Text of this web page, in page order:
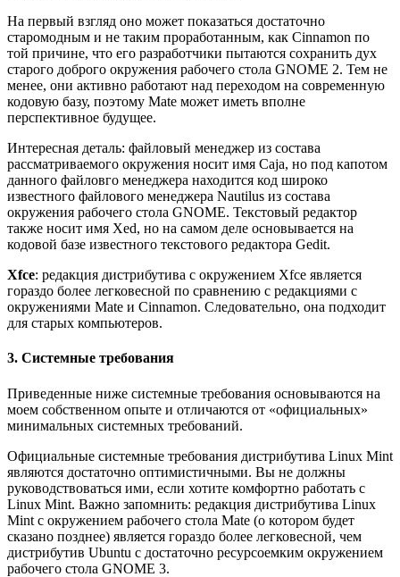
На первый взгляд оно может показаться достаточно
старомодным и не таким проработанным, как Cinnamon по
той причине, что его разработчики пытаются сохранить дух
старого доброго окружения рабочего стола GNOME 2. Тем не
менее, они активно работают над переходом на современную
кодовую базу, поэтому Mate может иметь вполне
перспективное будущее.
Интересная деталь: файловый менеджер из состава
рассматриваемого окружения носит имя Caja, но под капотом
данного файловго менеджера находится код широко
известного файлового менеджера Nautilus из состава
окружения рабочего стола GNOME. Текстовый редактор
также носит имя Xed, но на самом деле основывается на
кодовой базе известного текстового редактора Gedit.
Xfce: редакция дистрибутива с окружением Xfce является
гораздо более легковесной по сравнению с редакциями с
окружениями Mate и Cinnamon. Следовательно, она подходит
для старых компьютеров.
3. Системные требования
Приведенные ниже системные требования основываются на
моем собственном опыте и отличаются от «официальных»
минимальных системных требований.
Официальные системные требования дистрибутива Linux Mint
являются достаточно оптимистичными. Вы не должны
руководствоваться ими, если хотите комфортно работать с
Linux Mint. Важно запомнить: редакция дистрибутива Linux
Mint с окружением рабочего стола Mate (о котором будет
сказано позднее) является гораздо более легковесной, чем
дистрибутив Ubuntu с достаточно ресурсоемким окружением
рабочего стола GNOME 3.